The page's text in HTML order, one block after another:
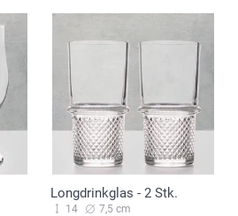
Longdrinkglas - 2 Stk.
14 7,5 cm